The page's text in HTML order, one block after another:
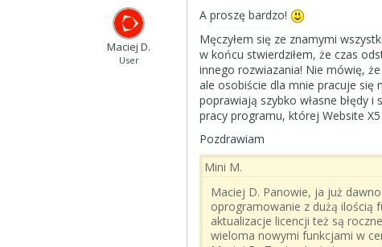
Maciej D.
User
A proszę bardzo!
Męczyłem się ze znamymi
w końcu stwierdziłem, że czas
innego rozwiazania! Nie mówię,
ale osobiście dla mnie pracuje się
poprawiają szybko własne błędy
pracy programu, której Website
Pozdrawiam
Mini M.
Maciej D. Panowie, ja już
oprogramowanie z dużą ilością
aktualizacje licencji też są
wieloma nowymi funkcjami w